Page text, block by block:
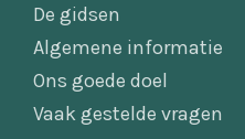
De gidsen
Algemene informatie
Ons goede doel
Vaak gestelde vragen